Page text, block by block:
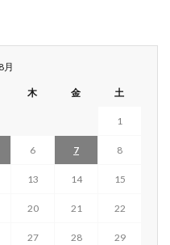
月
木 金 土
1
6 7 8
13 14 15
20 21 22
27 28 29